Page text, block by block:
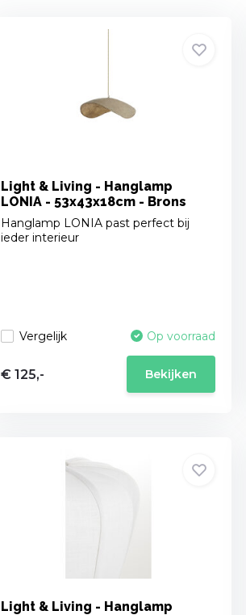
Light & Living - Hanglamp
LONIA - 53x43x18cm - Brons
Hanglamp LONIA past perfect bij
ieder interieur
Vergelijk Op voorraad
€ 125,- Bekijken
Light & Living - Hanglamp